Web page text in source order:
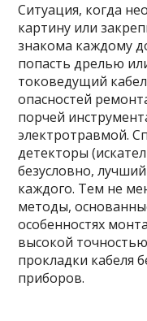
Ситуация, когда
картину или
знакома каждому
попасть дрелью
токоведущий
опасностей
порчей
электротравмой.
детекторы
безусловно,
каждого. Тем не
методы,
особенностях
высокой
прокладки кабеля
приборов.